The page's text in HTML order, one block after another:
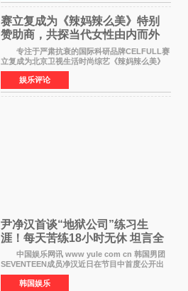
赛立复成为《辣妈辣么美》特别
赞助商，共探当代女性由内而外
活力美
专注于严肃抗衰的国际科研品牌CELFULL赛
立复成为北京卫视生活时尚综艺《辣妈辣么美》
的特别赞助商,明星辣妈袁咏仪倾情参与，向广大
都市女性传递健康生活新主张，寄语当代女性在
家庭与自我之间
娱乐评论
尹净汉首谈“地狱公司”练习生
涯！每天苦练18小时无休 坦言全
靠成员撑过来
中国娱乐网讯 www yule com cn 韩国男团
SEVENTEEN成员净汉近日在节目中首度公开出
道前的残酷练习生经历，并提及经纪公司Pledis
娱乐，引发广泛关注。 在8月2日播出的日本
韩国娱乐